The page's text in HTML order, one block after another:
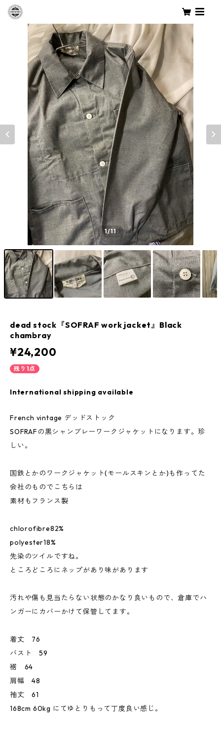
1/11
dead stock『SOFRAF work jacket』Black
chambray
¥24,200
残り1点
International shipping available
French vintage デッドストック
SOFRAFの黒シャンブレーワークジャケットになります。珍
しい。
国鉄とかのワークジャケット(モールスキンとか)も作ってた
会社のものでこちらは
素材もフランス製
chlorofibre82%
polyester18%
先染のツイルですね。
ところどころにネップがあり味があります
汚れや傷も見当たらない状態のかなり良いもので、倉庫でハ
ンガーにカバーかけて保管してます。
着丈 76
バスト 59
裾 64
肩幅 48
袖丈 61
168cm 60kg にてゆとりもって丁度良い感じ。